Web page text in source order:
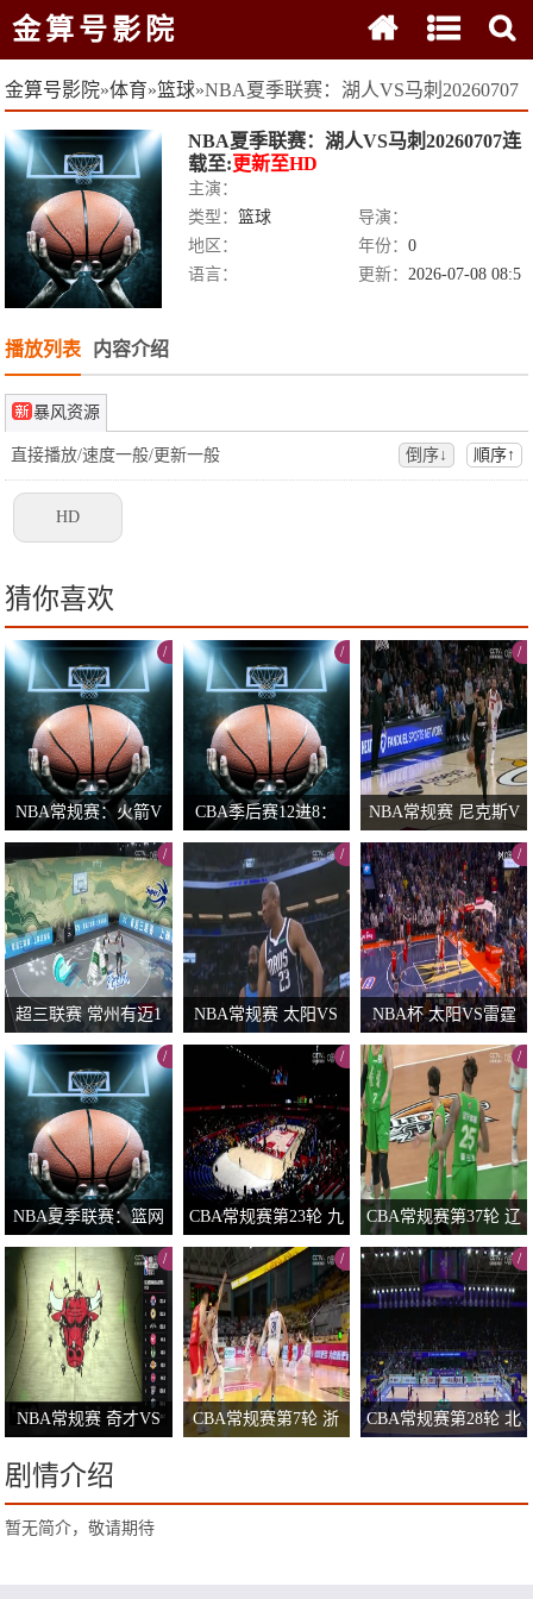
金算号影院
金算号影院»体育»篮球»NBA夏季联赛：湖人VS马刺20260707
NBA夏季联赛：湖人VS马刺20260707连
载至:更新至HD
主演：
类型：篮球
导演：
地区：
年份： 0
语言：
更新： 2026-07-08 08:5
播放列表 内容介绍
暴风资源
直接播放/速度一般/更新一般 倒序↓ 順序↑
HD
猜你喜欢
NBA常规赛：火箭V
S森林狼20260326
0/
/
CBA季后赛12进8：
辽宁VS山东20260501
0/
/
NBA常规赛 尼克斯V
S热火 20250303
0/
/
超三联赛 常州有迈1
7.19贵州奥弗 202311
09（吕程）
0/
/
NBA常规赛 太阳VS
尼克斯 20250407
0/
/
NBA杯 太阳VS雷霆
20251211
0/
/
NBA夏季联赛：篮网
VS雄鹿20260706
0/
/
CBA常规赛第23轮 九
台农商银行VS山西汾
酒 20231230（原声）
0/
/
CBA常规赛第37轮 辽
宁本钢VS山东高速 2
0240131（明星视角-
/
NBA常规赛 奇才VS
0/
/
CBA常规赛第7轮 浙
/
CBA常规赛第28轮 北
/
剧情介绍
暂无简介，敬请期待